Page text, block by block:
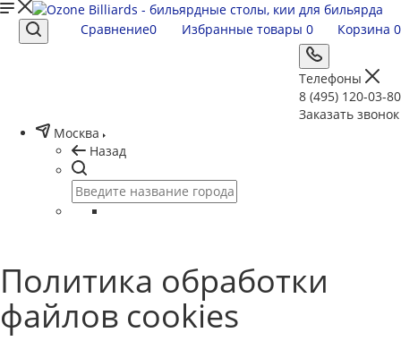
Сравнение0 Избранные товары 0 Корзина 0
Телефоны
8 (495) 120-03-80
Заказать звонок
Москва
Назад
Политика обработки
файлов cookies